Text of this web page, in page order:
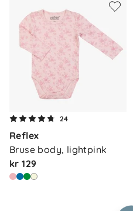
24
Reflex
Bruse body, lightpink
kr 129
Våre butikker
Vårt samfunnsansvar
Jobbe i Barnas Hus
Kontakt oss
Frakt og levering
Retur og reklamasjon
Salgsbetingelser